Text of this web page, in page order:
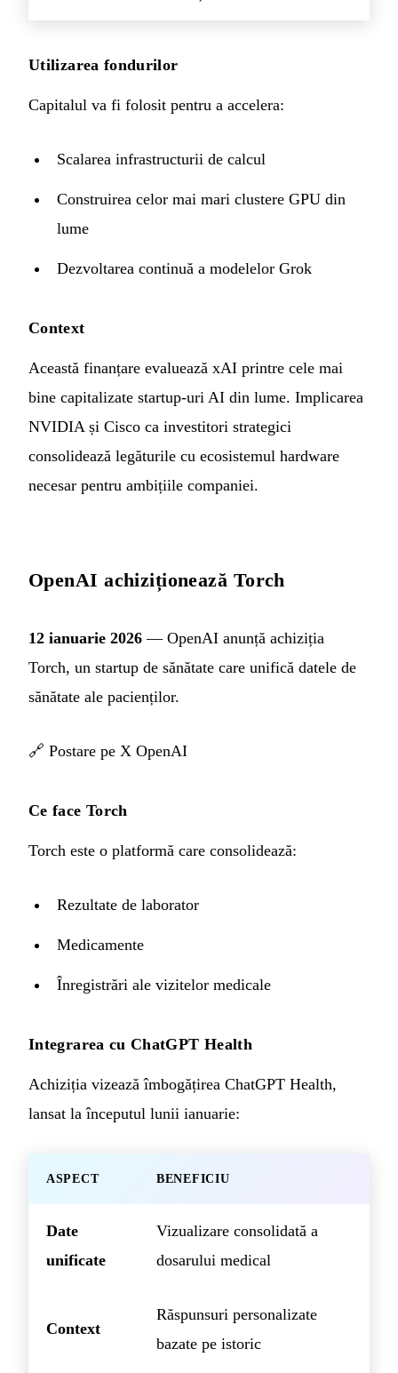
Utilizarea fondurilor
Capitalul va fi folosit pentru a accelera:
Scalarea infrastructurii de calcul
Construirea celor mai mari clustere GPU din
lume
Dezvoltarea continuă a modelelor Grok
Context
Această finanțare evaluează xAI printre cele mai
bine capitalizate startup-uri AI din lume. Implicarea
NVIDIA și Cisco ca investitori strategici
consolidează legăturile cu ecosistemul hardware
necesar pentru ambițiile companiei.
OpenAI achiziționează Torch
12 ianuarie 2026 — OpenAI anunță achiziția
Torch, un startup de sănătate care unifică datele de
sănătate ale pacienților.
🔗 Postare pe X OpenAI
Ce face Torch
Torch este o platformă care consolidează:
Rezultate de laborator
Medicamente
Înregistrări ale vizitelor medicale
Integrarea cu ChatGPT Health
Achiziția vizează îmbogățirea ChatGPT Health,
lansat la începutul lunii ianuarie:
ASPECT BENEFICIU
Date
unificate
Vizualizare consolidată a
dosarului medical
Context
Răspunsuri personalizate
bazate pe istoric